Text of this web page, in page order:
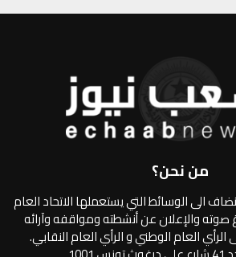
من نحن؟
الى الوسائط التي يستعملها الاتحاد العام
صوته والإعلان عن أنشطته ومواقفه وآرائه
العام الوطني و الرأي العام النقابي.